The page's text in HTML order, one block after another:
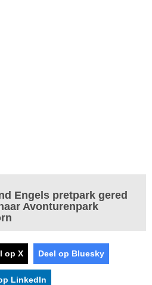
Engels pretpark gered
Avonturenpark
op X Deel op Bluesky
LinkedIn